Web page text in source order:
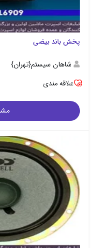
پخش باند بیضی
شاهان سیستم{تهران}
علاقه مندی